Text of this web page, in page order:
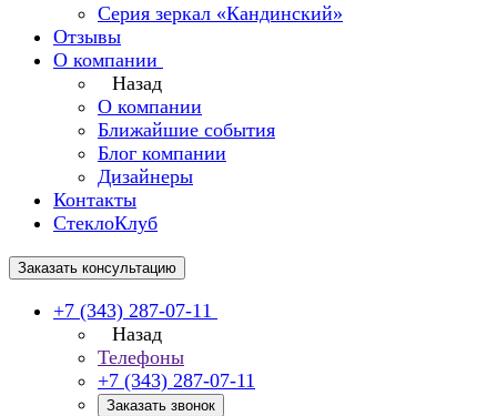
Серия зеркал «Кандинский»
Отзывы
О компании
Назад
О компании
Ближайшие события
Блог компании
Дизайнеры
Контакты
СтеклоКлуб
Заказать консультацию
+7 (343) 287-07-11
Назад
Телефоны
+7 (343) 287-07-11
Заказать звонок